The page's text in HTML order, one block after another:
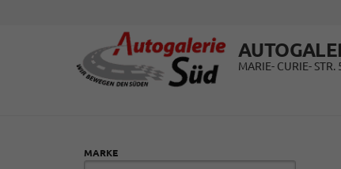
MARIE- CURIE- STR.
MARKE